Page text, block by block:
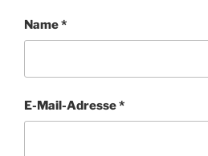
Name*
E-Mail-Adresse*